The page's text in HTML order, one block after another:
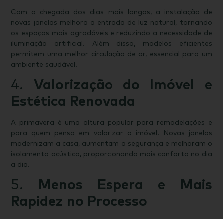
Com a chegada dos dias mais longos, a instalação de
novas janelas melhora a entrada de luz natural, tornando
os espaços mais agradáveis e reduzindo a necessidade de
iluminação artificial. Além disso, modelos eficientes
permitem uma melhor circulação de ar, essencial para um
ambiente saudável.
4. Valorização do Imóvel e
Estética Renovada
A primavera é uma altura popular para remodelações e
para quem pensa em valorizar o imóvel. Novas janelas
modernizam a casa, aumentam a segurança e melhoram o
isolamento acústico, proporcionando mais conforto no dia
a dia.
5.
Menos Espera e Mais
Rapidez no Processo